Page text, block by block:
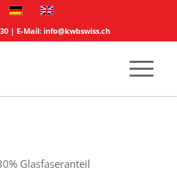
| E-Mail: info@kwbswiss.ch
Glasfaseranteil